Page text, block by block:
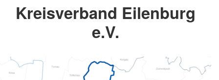
Kreisverband Eilenburg
e.V.